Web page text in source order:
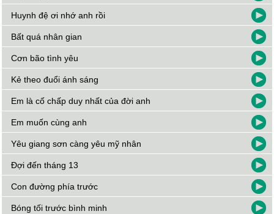
Huynh đệ ơi nhớ anh rồi
Bất quá nhân gian
Cơn bão tình yêu
Kẻ theo đuổi ánh sáng
Em là cố chấp duy nhất của đời anh
Em muốn cùng anh
Yêu giang sơn càng yêu mỹ nhân
Đợi đến tháng 13
Con đường phía trước
Bóng tối trước bình minh